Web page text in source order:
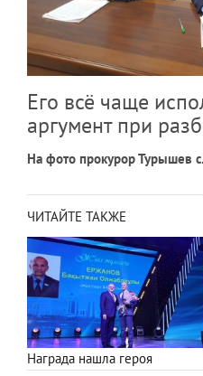
Его всё чаще
аргумент при
На фото прокурор Турышев
ЧИТАЙТЕ ТАКЖЕ
Награда нашла героя